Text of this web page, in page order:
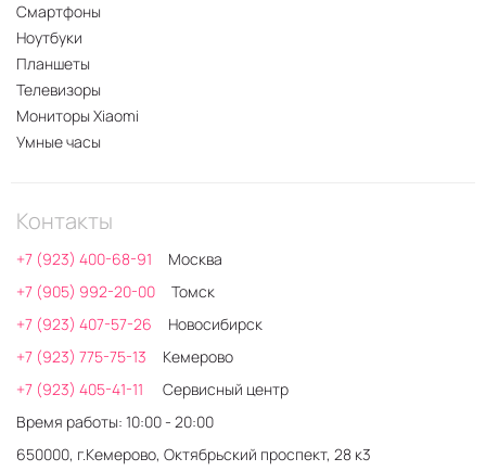
Смартфоны
Ноутбуки
Планшеты
Телевизоры
Мониторы Xiaomi
Умные часы
Контакты
+7 (923) 400-68-91
Москва
+7 (905) 992-20-00
Томск
+7 (923) 407-57-26
Новосибирск
+7 (923) 775-75-13
Кемерово
+7 (923) 405-41-11
Сервисный центр
Время работы: 10:00 - 20:00
650000, г.Кемерово, Октябрьский проспект, 28 к3